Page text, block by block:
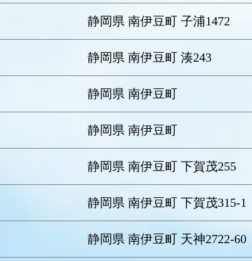
静岡県 南伊豆町 子浦1472
静岡県 南伊豆町 湊243
静岡県 南伊豆町
静岡県 南伊豆町
静岡県 南伊豆町 下賀茂255
静岡県 南伊豆町 下賀茂315-1
静岡県 南伊豆町 天神2722-60